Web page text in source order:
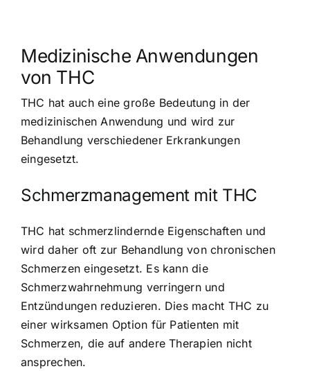
Medizinische Anwendungen
von THC
THC hat auch eine große Bedeutung in der
medizinischen Anwendung und wird zur
Behandlung verschiedener Erkrankungen
eingesetzt.
Schmerzmanagement mit THC
THC hat schmerzlindernde Eigenschaften und
wird daher oft zur Behandlung von chronischen
Schmerzen eingesetzt. Es kann die
Schmerzwahrnehmung verringern und
Entzündungen reduzieren. Dies macht THC zu
einer wirksamen Option für Patienten mit
Schmerzen, die auf andere Therapien nicht
ansprechen.